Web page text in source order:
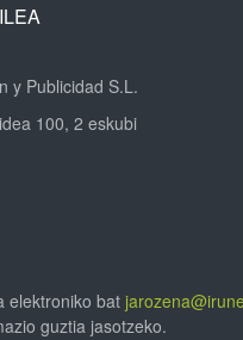
y Publicidad S.L.
100, 2 eskubi
elektroniko bat
guztia jasotzeko.